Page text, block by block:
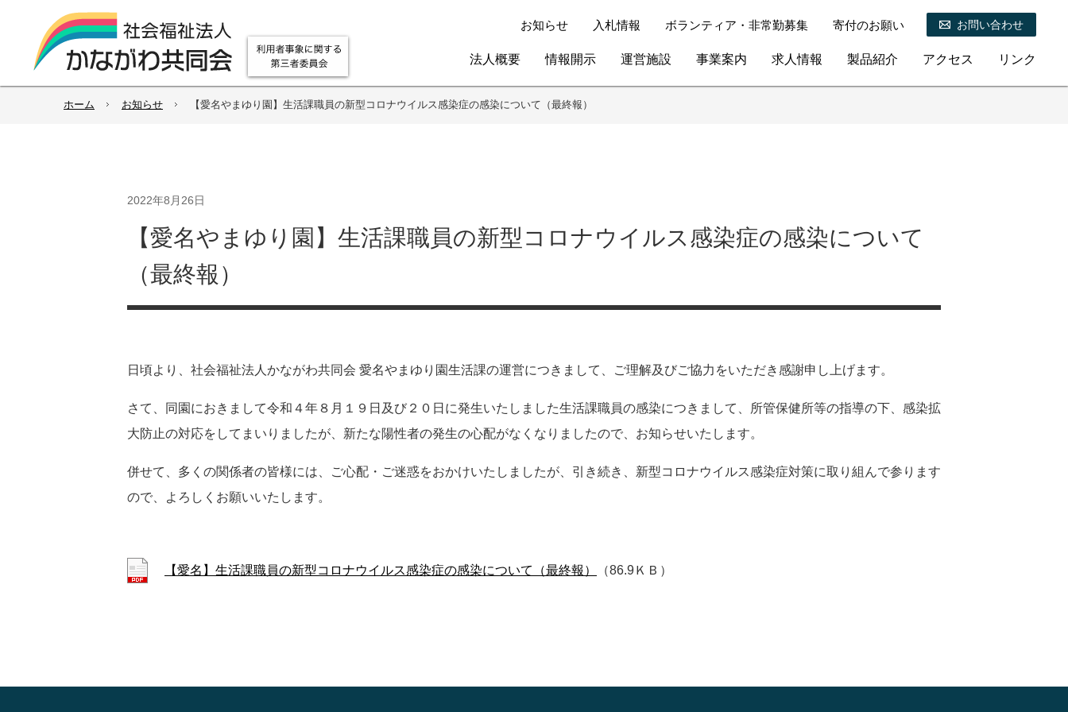
お知らせ 入札情報 ボランティア・非常勤募集 寄付のお願い お問い合わせ
法人概要 情報開示 運営施設 事業案内 求人情報 製品紹介 アクセス リンク
ホーム お知らせ 【愛名やまゆり園】生活課職員の新型コロナウイルス感染症の感染について（最終報）
2022年8月26日
【愛名やまゆり園】生活課職員の新型コロナウイルス感染症の感染について
（最終報）
日頃より、社会福祉法人かながわ共同会 愛名やまゆり園生活課の運営につきまして、ご理解及びご協力をいただき感謝申し上げます。
さて、同園におきまして令和４年８月１９日及び２０日に発生いたしました生活課職員の感染につきまして、所管保健所等の指導の下、感染拡
大防止の対応をしてまいりましたが、新たな陽性者の発生の心配がなくなりましたので、お知らせいたします。
併せて、多くの関係者の皆様には、ご心配・ご迷惑をおかけいたしましたが、引き続き、新型コロナウイルス感染症対策に取り組んで参ります
ので、よろしくお願いいたします。
【愛名】生活課職員の新型コロナウイルス感染症の感染について（最終報） （86.9ＫＢ）